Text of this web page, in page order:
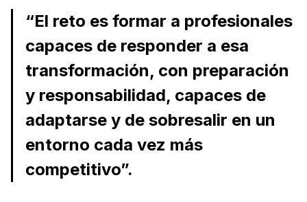
“El reto es formar a profesionales
capaces de responder a esa
transformación, con preparación
y responsabilidad, capaces de
adaptarse y de sobresalir en un
entorno cada vez más
competitivo”.